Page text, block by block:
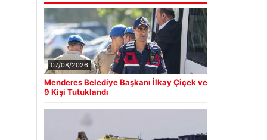
07/08/2026
Menderes Belediye Başkanı İlkay Çiçek ve
9 Kişi Tutuklandı